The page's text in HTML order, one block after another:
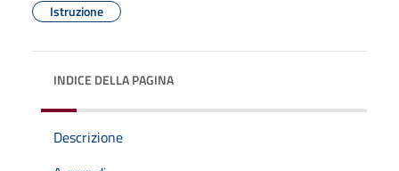
Istruzione
INDICE DELLA PAGINA
Descrizione